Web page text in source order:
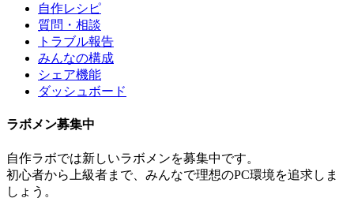
自作レシピ
質問・相談
トラブル報告
みんなの構成
シェア機能
ダッシュボード
ラボメン募集中
自作ラボでは新しいラボメンを募集中です。
初心者から上級者まで、みんなで理想のPC環境を追求しま
しょう。